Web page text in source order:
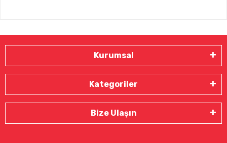
Kurumsal
Kategoriler
Bize Ulaşın